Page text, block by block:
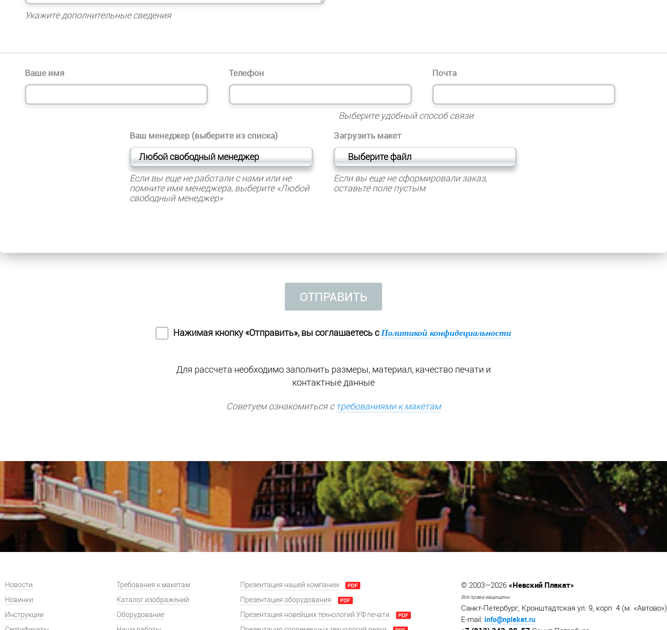
Укажите дополнительные сведения
Ваше имя Телефон
Выберите удобный способ связи
Почта
Ваш менеджер (выберите из списка)
Любой свободный менеджер
Если вы еще не работали с нами или не
помните имя менеджера, выберите «Любой
свободный менеджер»
Загрузить макет
Выберите файл
Если вы еще не сформировали заказ,
оставьте поле пустым
ОТПРАВИТЬ
Нажимая кнопку «Отправить», вы соглашаетесь сПолитикой конфидециальности
Для рассчета необходимо заполнить размеры, материал, качество печати и
контактные данные
Советуем ознакомиться стребованиями к макетам
Новости
Новинки
Инструкции
Требования к макетам
Каталог изображений
Оборудование
Презентация нашей компании
Презентация оборудования
Презентация новейших технологий УФ печати
© 2003—2026 «Невский Плакат»
Все права защищены
Санкт-Петербург, Кронштадтская ул. 9, корп. 4 (м. «Автово»)
E-mail: info@nplakat.ru